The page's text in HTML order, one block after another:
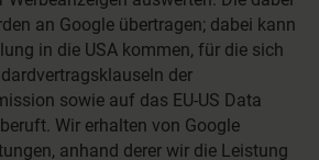
an Google übertragen; dabei kann
in die USA kommen, für die sich
der
sowie auf das EU-US Data
Wir erhalten von Google
anhand derer wir die Leistung